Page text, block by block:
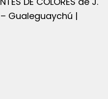
– Gualeguaychú |